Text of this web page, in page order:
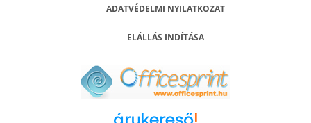
ADATVÉDELMI NYILATKOZAT
ELÁLLÁS INDÍTÁSA